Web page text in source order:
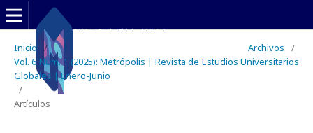
Inicio / Archivos
/
Vol. 6 Núm. 1 (2025): Metrópolis | Revista de Estudios Universitarios
Globales | Enero-Junio
/
Artículos